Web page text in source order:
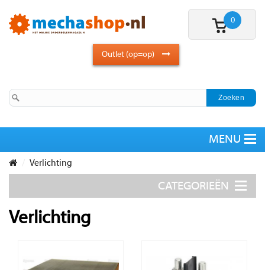
0
Outlet (op=op)
Verlichting
Verlichting